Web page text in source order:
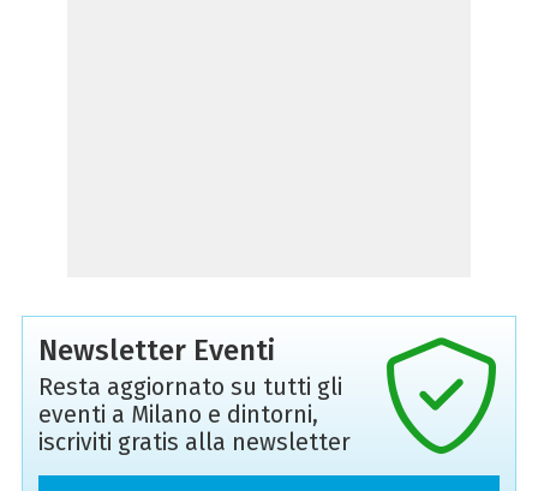
Newsletter Eventi
Resta aggiornato su tutti gli
eventi a Milano e dintorni,
iscriviti gratis alla newsletter